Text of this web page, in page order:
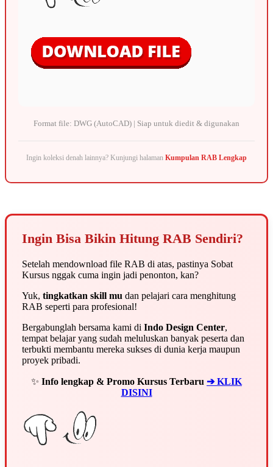
Format file: DWG (AutoCAD) | Siap untuk diedit & digunakan
Ingin koleksi denah lainnya? Kunjungi halaman Kumpulan RAB Lengkap
Ingin Bisa Bikin Hitung RAB Sendiri?
Setelah mendownload file RAB di atas, pastinya Sobat
Kursus nggak cuma ingin jadi penonton, kan?
Yuk, tingkatkan skill mu dan pelajari cara menghitung
RAB seperti para profesional!
Bergabunglah bersama kami di Indo Design Center,
tempat belajar yang sudah meluluskan banyak peserta dan
terbukti membantu mereka sukses di dunia kerja maupun
proyek pribadi.
✨ Info lengkap & Promo Kursus Terbaru ➔ KLIK
DISINI